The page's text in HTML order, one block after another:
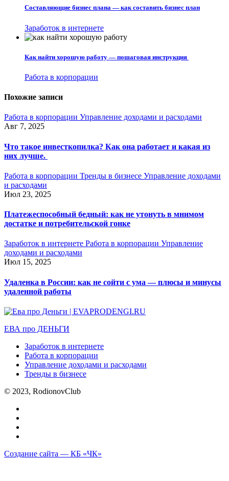
Составляющие бизнес плана — как составить бизнес план
Заработок в интернете
Как найти хорошую работу — пошаговая инструкция
Работа в корпорации
Похожие записи
Работа в корпорации Управление доходами и расходами
Авг 7, 2025
Что такое инвесткопилка? Как она работает и какая из
них лучше.
Работа в корпорации Тренды в бизнесе Управление доходами
и расходами
Июл 23, 2025
Платежеспособный бедный: как не утонуть в мнимом
достатке и потребительской гонке
Заработок в интернете Работа в корпорации Управление
доходами и расходами
Июл 15, 2025
Удаленка в России: как не сойти с ума — плюсы и минусы
удаленной работы
ЕВА про ДЕНЬГИ
Заработок в интернете
Работа в корпорации
Управление доходами и расходами
Тренды в бизнесе
© 2023, RodionovClub
Создание сайта — КБ «ЧК»